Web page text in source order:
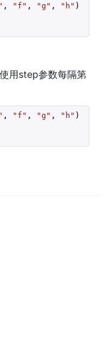
, "f" , "g" , "h" )
用step参数每隔第
, "f" , "g" , "h" )